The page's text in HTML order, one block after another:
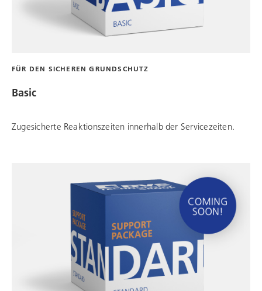
FÜR DEN SICHEREN GRUNDSCHUTZ
Basic
Zugesicherte Reaktionszeiten innerhalb der Servicezeiten.